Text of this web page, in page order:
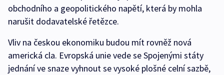
obchodního a geopolitického napětí, která by mohla
narušit dodavatelské řetězce.
Vliv na českou ekonomiku budou mít rovněž nová
americká cla. Evropská unie vede se Spojenými státy
jednání ve snaze vyhnout se vysoké plošné celní sazbě,